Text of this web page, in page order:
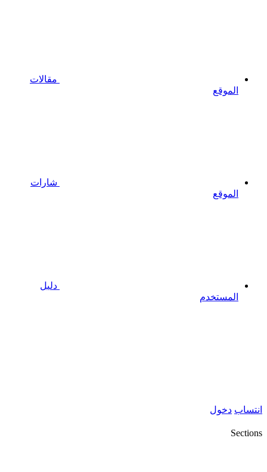
مقالات
الموقع
شارات
الموقع
دليل
المستخدم
انتساب دخول
Sections